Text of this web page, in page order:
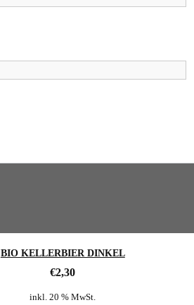
BIO KELLERBIER DINKEL
€2,30
inkl. 20 % MwSt.